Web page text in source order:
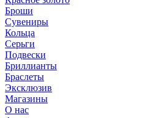
Броши
Сувениры
Кольца
Серьги
Подвески
Бриллианты
Браслеты
Эксклюзив
Магазины
О нас